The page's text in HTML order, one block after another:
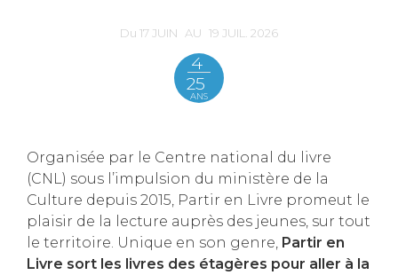
Du 17 JUIN AU 19 JUIL. 2026
4
25
ANS
Organisée par le Centre national du livre
(CNL) sous l’impulsion du ministère de la
Culture depuis 2015, Partir en Livre promeut le
plaisir de la lecture auprès des jeunes, sur tout
le territoire. Unique en son genre, Partir en
Livre sort les livres des étagères pour aller à la